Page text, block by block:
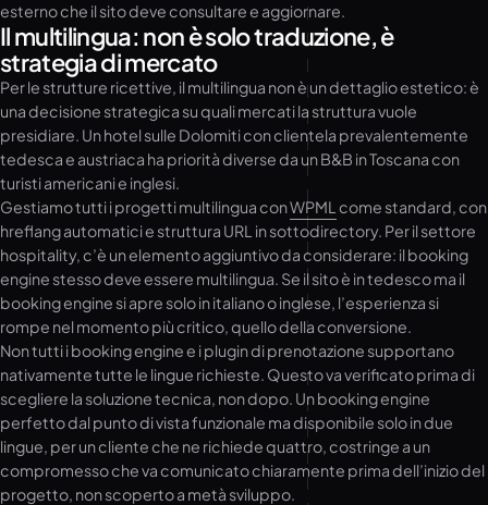
esterno che il sito deve consultare e aggiornare.
Il multilingua: non è solo traduzione, è
strategia di mercato
Per le strutture ricettive, il multilingua non è un dettaglio estetico: è
una decisione strategica su quali mercati la struttura vuole
presidiare. Un hotel sulle Dolomiti con clientela prevalentemente
tedesca e austriaca ha priorità diverse da un B&B in Toscana con
turisti americani e inglesi.
Gestiamo tutti i progetti multilingua conWPML come standard, con
hreflang automatici e struttura URL in sottodirectory. Per il settore
hospitality, c’è un elemento aggiuntivo da considerare: il booking
engine stesso deve essere multilingua. Se il sito è in tedesco ma il
booking engine si apre solo in italiano o inglese, l’esperienza si
rompe nel momento più critico, quello della conversione.
Non tutti i booking engine e i plugin di prenotazione supportano
nativamente tutte le lingue richieste. Questo va verificato prima di
scegliere la soluzione tecnica, non dopo. Un booking engine
perfetto dal punto di vista funzionale ma disponibile solo in due
lingue, per un cliente che ne richiede quattro, costringe a un
compromesso che va comunicato chiaramente prima dell’inizio del
progetto, non scoperto a metà sviluppo.